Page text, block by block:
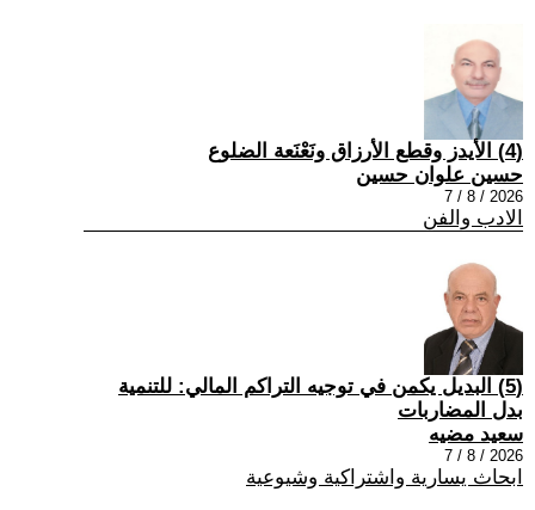
(4) الأيدز وقطع الأرزاق ونَعْنَعة الضلوع
حسين علوان حسين
2026 / 8 / 7
الادب والفن
(5) البديل يكمن في توجيه التراكم المالي: للتنمية
بدل المضاربات
سعيد مضيه
2026 / 8 / 7
ابحاث يسارية واشتراكية وشيوعية